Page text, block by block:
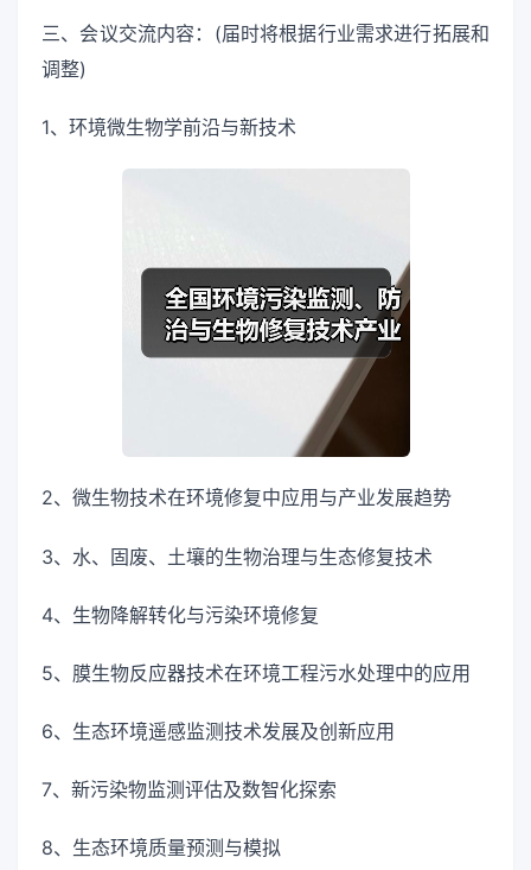
三、会议交流内容：(届时将根据行业需求进行拓展和
调整)
1、环境微生物学前沿与新技术
2、微生物技术在环境修复中应用与产业发展趋势
3、水、固废、土壤的生物治理与生态修复技术
4、生物降解转化与污染环境修复
5、膜生物反应器技术在环境工程污水处理中的应用
6、生态环境遥感监测技术发展及创新应用
7、新污染物监测评估及数智化探索
8、生态环境质量预测与模拟